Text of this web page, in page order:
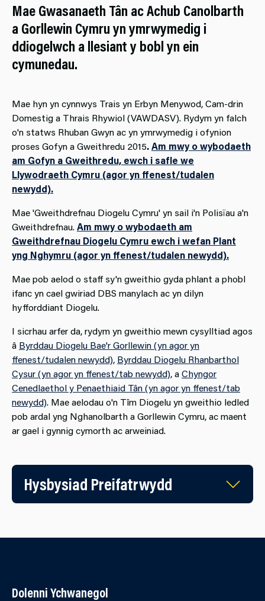
Mae Gwasanaeth Tân ac Achub Canolbarth
a Gorllewin Cymru yn ymrwymedig i
ddiogelwch a llesiant y bobl yn ein
cymunedau.
Mae hyn yn cynnwys Trais yn Erbyn Menywod, Cam-drin
Domestig a Thrais Rhywiol (VAWDASV). Rydym yn falch
o'n statws Rhuban Gwyn ac yn ymrwymedig i ofynion
proses Gofyn a Gweithredu 2015.Am mwy o wybodaeth
am Gofyn a Gweithredu, ewch i safle we
Llywodraeth Cymru (agor yn ffenest/tudalen
newydd).
Mae 'Gweithdrefnau Diogelu Cymru' yn sail i'n Polisïau a'n
Gweithdrefnau.Am mwy o wybodaeth am
Gweithdrefnau Diogelu Cymru ewch i wefan Plant
yng Nghymru (agor yn ffenest/tudalen newydd).
Mae pob aelod o staff sy'n gweithio gyda phlant a phobl
ifanc yn cael gwiriad DBS manylach ac yn dilyn
hyfforddiant Diogelu.
I sicrhau arfer da, rydym yn gweithio mewn cysylltiad agos
â Byrddau Diogelu Bae'r Gorllewin (yn agor yn
ffenest/tudalen newydd), Byrddau Diogelu Rhanbarthol
Cysur (yn agor yn ffenest/tab newydd), aChyngor
Cenedlaethol y Penaethiaid Tân (yn agor yn ffenest/tab
newydd). Mae aelodau o'n Tîm Diogelu yn gweithio ledled
pob ardal yng Nghanolbarth a Gorllewin Cymru, ac maent
ar gael i gynnig cymorth ac arweiniad.
Hysbysiad Preifatrwydd
Dolenni Ychwanegol